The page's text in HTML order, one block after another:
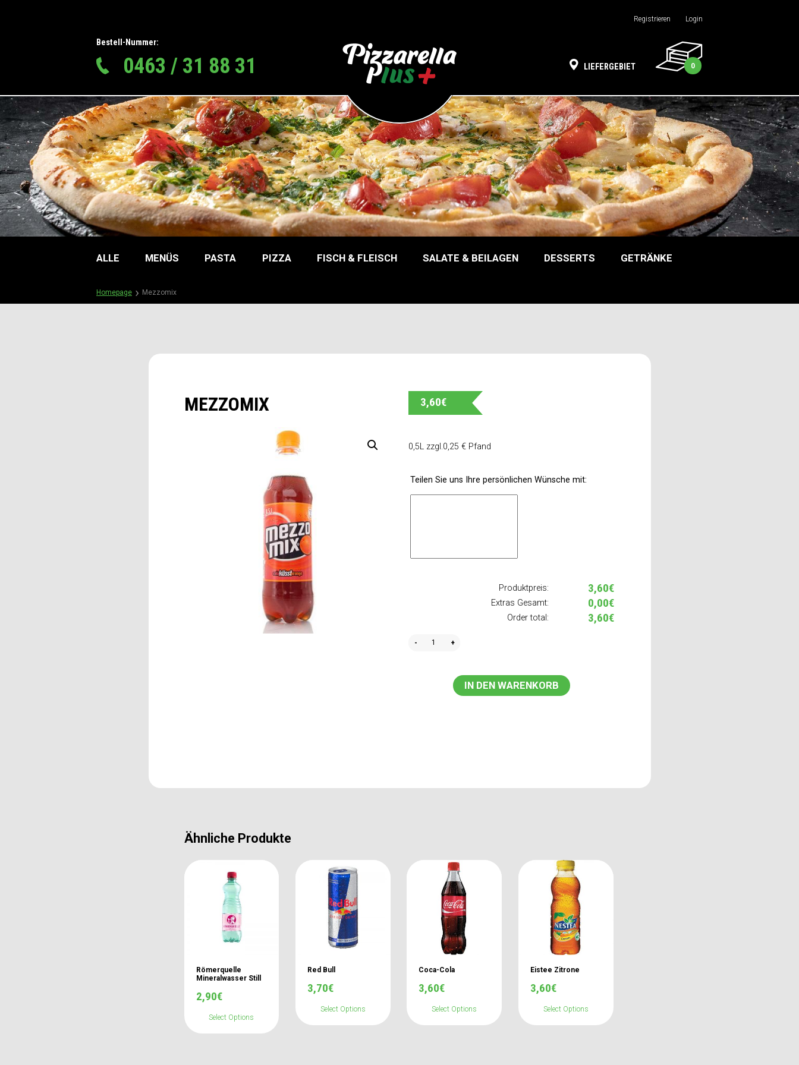
Registrieren Login
Bestell-Nummer:
0463 / 31 88 31 LIEFERGEBIET 0
ALLE MENÜS PASTA PIZZA FISCH & FLEISCH SALATE & BEILAGEN DESSERTS GETRÄNKE
Homepage Mezzomix
MEZZOMIX 3,60€
0,5L zzgl.0,25 € Pfand
Teilen Sie uns Ihre persönlichen Wünsche mit:
Produktpreis: 3,60€
Extras Gesamt: 0,00€
Order total: 3,60€
Quantity
IN DEN WARENKORB
Ähnliche Produkte
Römerquelle
Mineralwasser Still
2,90€
Select Options
Red Bull
3,70€
Select Options
Coca-Cola
3,60€
Select Options
Eistee Zitrone
3,60€
Select Options